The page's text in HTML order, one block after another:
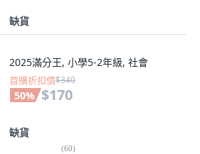
缺貨
2025滿分王, 小學5-2年級, 社會
首購折扣價$340
50% $170
缺貨
(60)